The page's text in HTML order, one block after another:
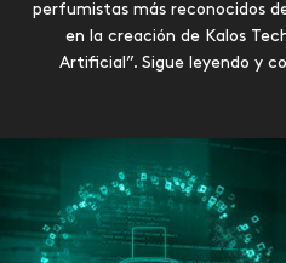
perfumistas más reconocidos
en la creación de Kalos
Artificial”. Sigue leyendo y